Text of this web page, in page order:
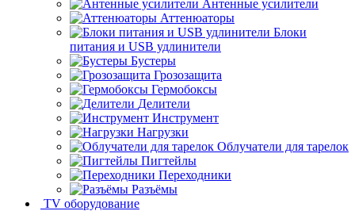
Антенные усилители
Аттенюаторы
Блоки
питания и USB удлинители
Бустеры
Грозозащита
Гермобоксы
Делители
Инструмент
Нагрузки
Облучатели для тарелок
Пигтейлы
Переходники
Разъёмы
TV оборудование